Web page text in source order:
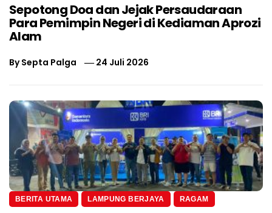
Sepotong Doa dan Jejak Persaudaraan
Para Pemimpin Negeri di Kediaman Aprozi
Alam
BySepta Palga 24 Juli 2026
BERITA UTAMA LAMPUNG BERJAYA RAGAM